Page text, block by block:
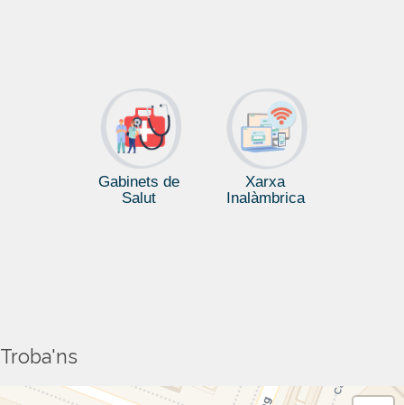
Gabinets de
Salut
Xarxa
Inalàmbrica
Troba'ns